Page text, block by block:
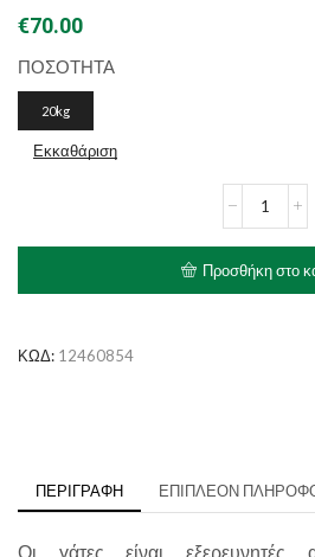
€70.00
ΠΟΣΟΤΗΤΑ
20kg
Εκκαθάριση
FRISKIES
Τόνο
&
Προσθήκη στο
ΚΩΔ: 12460854
ΠΕΡΙΓΡΑΦΉ ΕΠΙΠΛΈΟΝ
Οι γάτες είναι